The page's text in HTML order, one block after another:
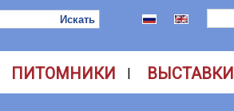
ПИТОМНИКИ | ВЫСТАВКИ